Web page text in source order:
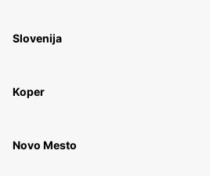
Slovenija
Koper
Novo Mesto